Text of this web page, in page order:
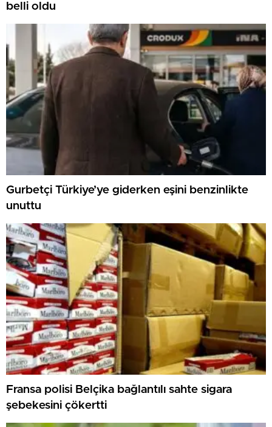
belli oldu
Gurbetçi Türkiye’ye giderken eşini benzinlikte
unuttu
Fransa polisi Belçika bağlantılı sahte sigara
şebekesini çökertti